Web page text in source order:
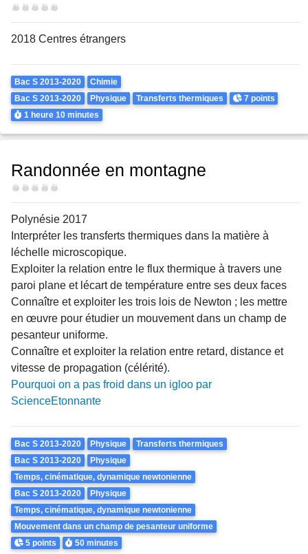
Difficulté
2018 Centres étrangers
Theme
Bac S 2013-2020
Chimie
Bac S 2013-2020
Physique Transferts thermiques Points
7 points
Durée
1 heure 10 minutes
Randonnée en montagne
Difficulté
Polynésie 2017
Interpréter les transferts thermiques dans la matière à
léchelle microscopique.
Exploiter la relation entre le flux thermique à travers une
paroi plane et lécart de température entre ses deux faces
Connaître et exploiter les trois lois de Newton ; les mettre
en œuvre pour étudier un mouvement dans un champ de
pesanteur uniforme.
Connaître et exploiter la relation entre retard, distance et
vitesse de propagation (célérité).
Pourquoi on a pas froid dans un igloo par
ScienceEtonnante
Theme
Bac S 2013-2020 Physique
Transferts thermiques
Bac S 2013-2020
Physique
Temps, cinématique, dynamique newtonienne
Bac S 2013-2020
Physique
Temps, cinématique, dynamique newtonienne
Mouvement dans un champ de pesanteur uniforme
Points
5 points Durée
50 minutes